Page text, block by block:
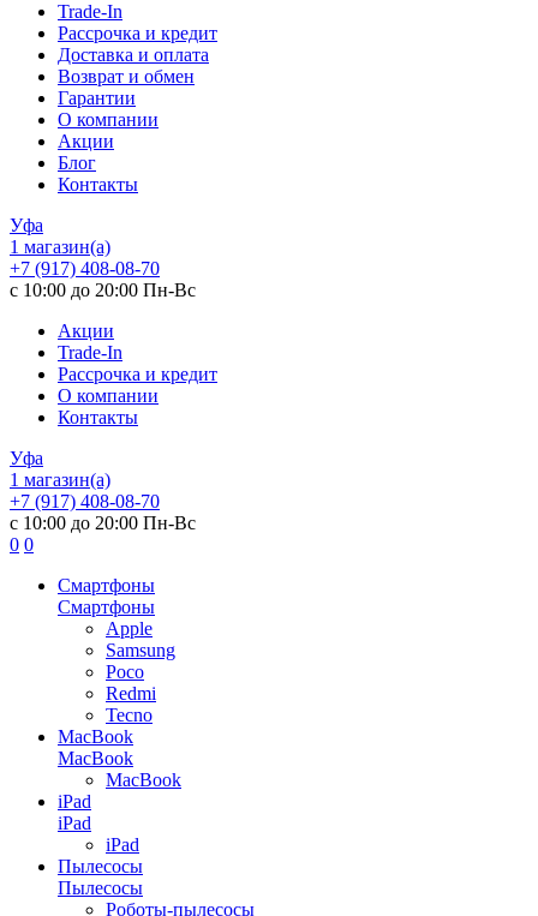
Trade-In
Рассрочка и кредит
Доставка и оплата
Возврат и обмен
Гарантии
О компании
Акции
Блог
Контакты
Уфа
1 магазин(а)
+7 (917) 408-08-70
с 10:00 до 20:00 Пн-Вс
Акции
Trade-In
Рассрочка и кредит
О компании
Контакты
Уфа
1 магазин(а)
+7 (917) 408-08-70
с 10:00 до 20:00 Пн-Вс
0 0
Смартфоны
Смартфоны
Apple
Samsung
Poco
Redmi
Tecno
MacBook
MacBook
MacBook
iPad
iPad
iPad
Пылесосы
Пылесосы
Роботы-пылесосы